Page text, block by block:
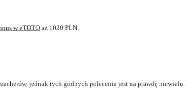
w eTOTOaż 1020 PLN.
jednak tych godnych polecenia jest na prawdę niewielu.